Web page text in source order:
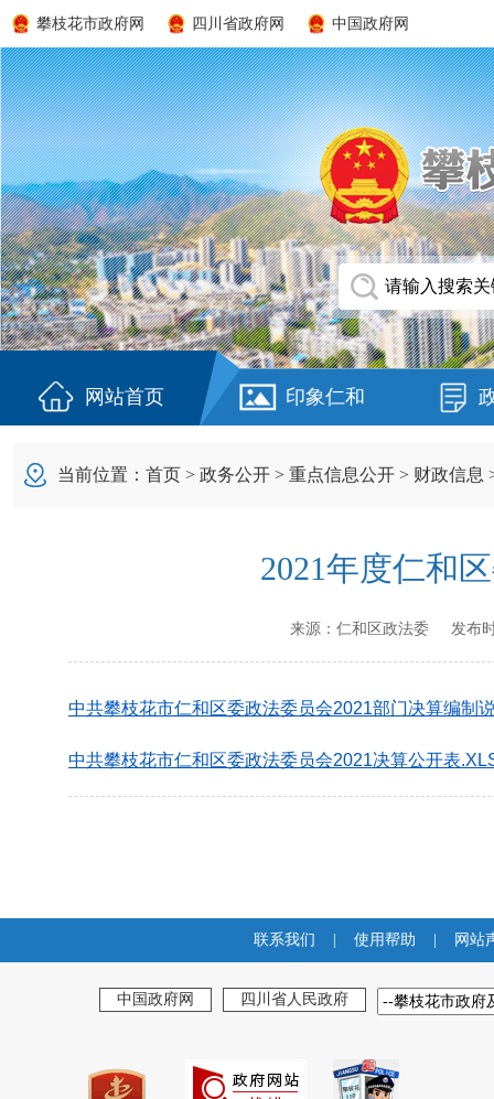
攀枝花市政府网 四川省政府网 中国政府网
网站首页 印象仁和
当前位置： 首页 > 政务公开 > 重点信息公开 > 财政信息
2021年度仁和
来源： 仁和区政法委 发布
中共攀枝花市仁和区委政法委员会2021部门决算编制
中共攀枝花市仁和区委政法委员会2021决算公开表
联系我们 使用帮助 网站
中国政府网 四川省人民政府